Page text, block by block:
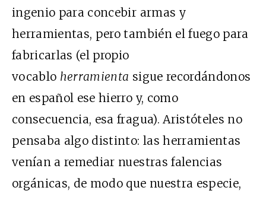
ingenio para concebir armas y
herramientas, pero también el fuego para
fabricarlas (el propio
vocablo herramienta sigue recordándonos
en español ese hierro y, como
consecuencia, esa fragua). Aristóteles no
pensaba algo distinto: las herramientas
venían a remediar nuestras falencias
orgánicas, de modo que nuestra especie,